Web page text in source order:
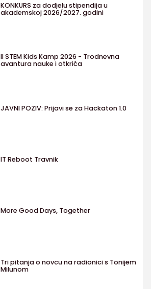
KONKURS za dodjelu stipendija u
akademskoj 2026/2027. godini
II STEM Kids Kamp 2026 - Trodnevna
avantura nauke i otkrića
JAVNI POZIV: Prijavi se za Hackaton 1.0
IT Reboot Travnik
More Good Days, Together
Tri pitanja o novcu na radionici s Tonijem
Milunom